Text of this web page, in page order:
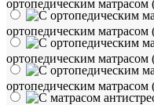
ортопедическим матрасом
ортопедическим матрасом
ортопедическим матрасом
ортопедическим матрасом